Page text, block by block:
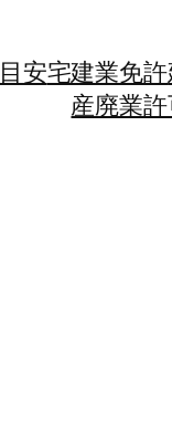
安宅建業免許
産廃業